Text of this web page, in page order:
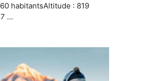
habitantsAltitude : 819
…